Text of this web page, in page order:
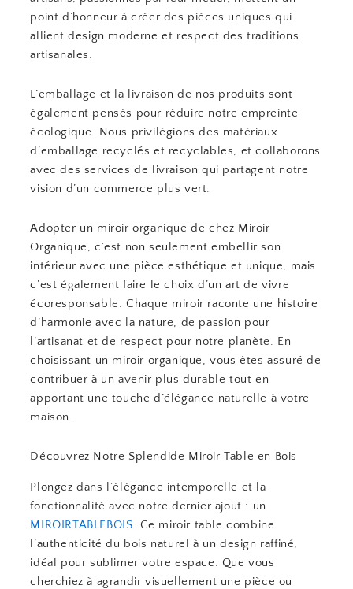
point d’honneur à créer des pièces uniques qui
allient design moderne et respect des traditions
artisanales.
L’emballage et la livraison de nos produits sont
également pensés pour réduire notre empreinte
écologique. Nous privilégions des matériaux
d’emballage recyclés et recyclables, et collaborons
avec des services de livraison qui partagent notre
vision d’un commerce plus vert.
Adopter un miroir organique de chez Miroir
Organique, c’est non seulement embellir son
intérieur avec une pièce esthétique et unique, mais
c’est également faire le choix d’un art de vivre
écoresponsable. Chaque miroir raconte une histoire
d’harmonie avec la nature, de passion pour
l’artisanat et de respect pour notre planète. En
choisissant un miroir organique, vous êtes assuré de
contribuer à un avenir plus durable tout en
apportant une touche d’élégance naturelle à votre
maison.
Découvrez Notre Splendide Miroir Table en Bois
Plongez dans l’élégance intemporelle et la
fonctionnalité avec notre dernier ajout : un
MIROIRTABLEBOIS. Ce miroir table combine
l’authenticité du bois naturel à un design raffiné,
idéal pour sublimer votre espace. Que vous
cherchiez à agrandir visuellement une pièce ou